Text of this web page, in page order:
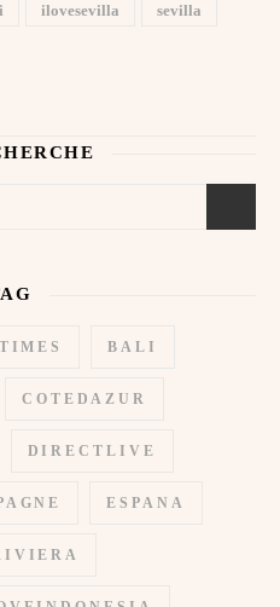
ilovesevilla
sevilla
BALI
COTEDAZUR
DIRECTLIVE
ESPANA